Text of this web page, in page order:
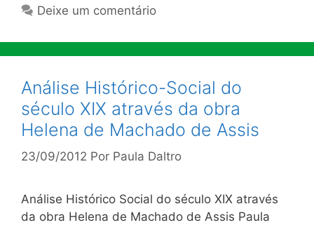
Deixe um comentário
Análise Histórico-Social do
século XIX através da obra
Helena de Machado de Assis
23/09/2012 Por Paula Daltro
Análise Histórico Social do século XIX através
da obra Helena de Machado de Assis Paula